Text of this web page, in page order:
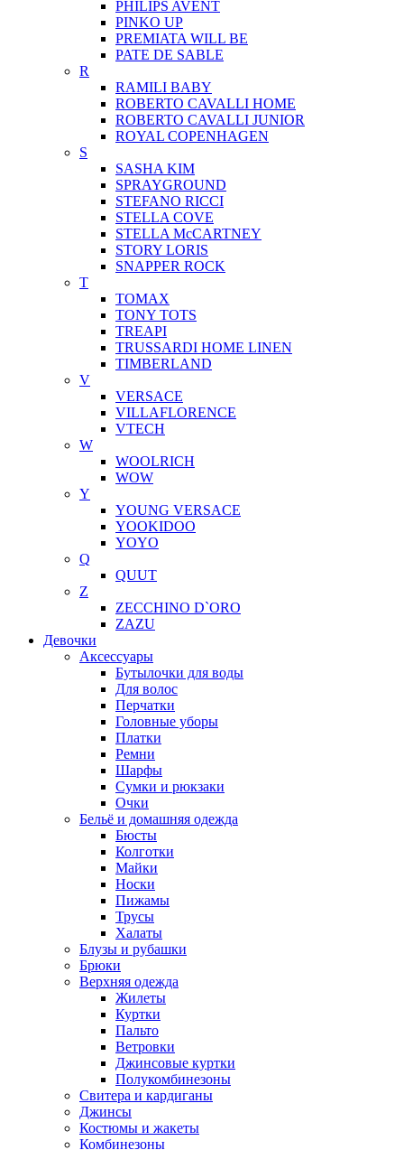
PHILIPS AVENT
PINKO UP
PREMIATA WILL BE
PATE DE SABLE
R
RAMILI BABY
ROBERTO CAVALLI HOME
ROBERTO CAVALLI JUNIOR
ROYAL COPENHAGEN
S
SASHA KIM
SPRAYGROUND
STEFANO RICCI
STELLA COVE
STELLA McCARTNEY
STORY LORIS
SNAPPER ROCK
T
TOMAX
TONY TOTS
TREAPI
TRUSSARDI HOME LINEN
TIMBERLAND
V
VERSACE
VILLAFLORENCE
VTECH
W
WOOLRICH
WOW
Y
YOUNG VERSACE
YOOKIDOO
YOYO
Q
QUUT
Z
ZECCHINO D`ORO
ZAZU
Девочки
Аксессуары
Бутылочки для воды
Для волос
Перчатки
Головные уборы
Платки
Ремни
Шарфы
Сумки и рюкзаки
Очки
Бельё и домашняя одежда
Бюсты
Колготки
Майки
Носки
Пижамы
Трусы
Халаты
Блузы и рубашки
Брюки
Верхняя одежда
Жилеты
Куртки
Пальто
Ветровки
Джинсовые куртки
Полукомбинезоны
Свитера и кардиганы
Джинсы
Костюмы и жакеты
Комбинезоны